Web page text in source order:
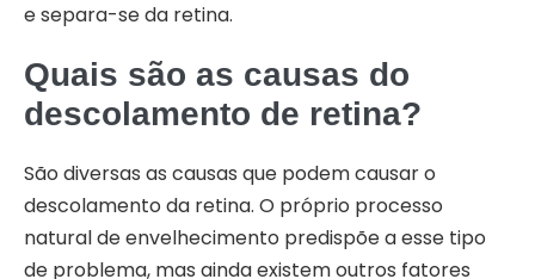
e separa-se da retina.
Quais são as causas do
descolamento de retina?
São diversas as causas que podem causar o
descolamento da retina. O próprio processo
natural de envelhecimento predispõe a esse tipo
de problema, mas ainda existem outros fatores